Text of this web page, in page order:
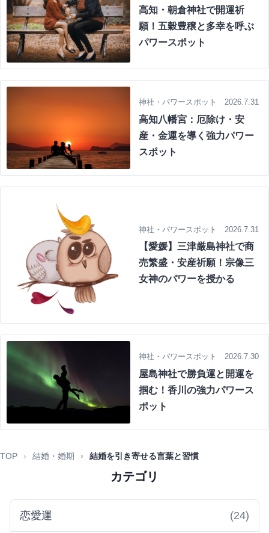
高知・朝倉神社で開運祈
願！五穀豊穣と多幸を呼ぶ
パワースポット
神社・パワースポット 2026.7.31
高知八幡宮：厄除け・安
産・金運を導く強力パワー
スポット
神社・パワースポット 2026.7.31
【愛媛】三津厳島神社で商
売繁盛・安産祈願！宗像三
女神のパワーを授かる
神社・パワースポット 2026.7.30
屋島神社で勝負運と開運を
掴む！香川の強力パワース
ポット
TOP 結婚・婚期 結婚を引き寄せる言葉と習慣
カテゴリ
恋愛運 (24)